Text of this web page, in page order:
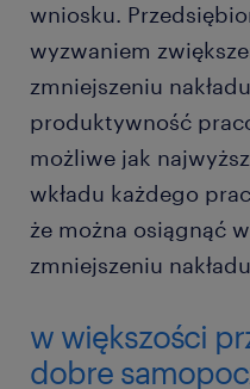
wniosku.
wyzwaniem
zmniejszeniu
produktywność
możliwe jak
wkładu każdego
że można osiągnąć
zmniejszeniu
w większości
dobre